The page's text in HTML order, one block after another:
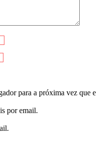
para a próxima vez que
por email.